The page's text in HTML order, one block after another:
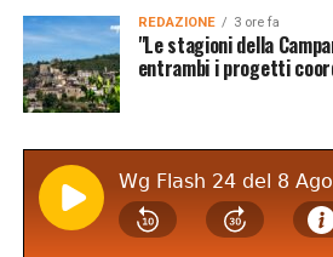
REDAZIONE 3 ore fa
"Le stagioni della
entrambi i progetti